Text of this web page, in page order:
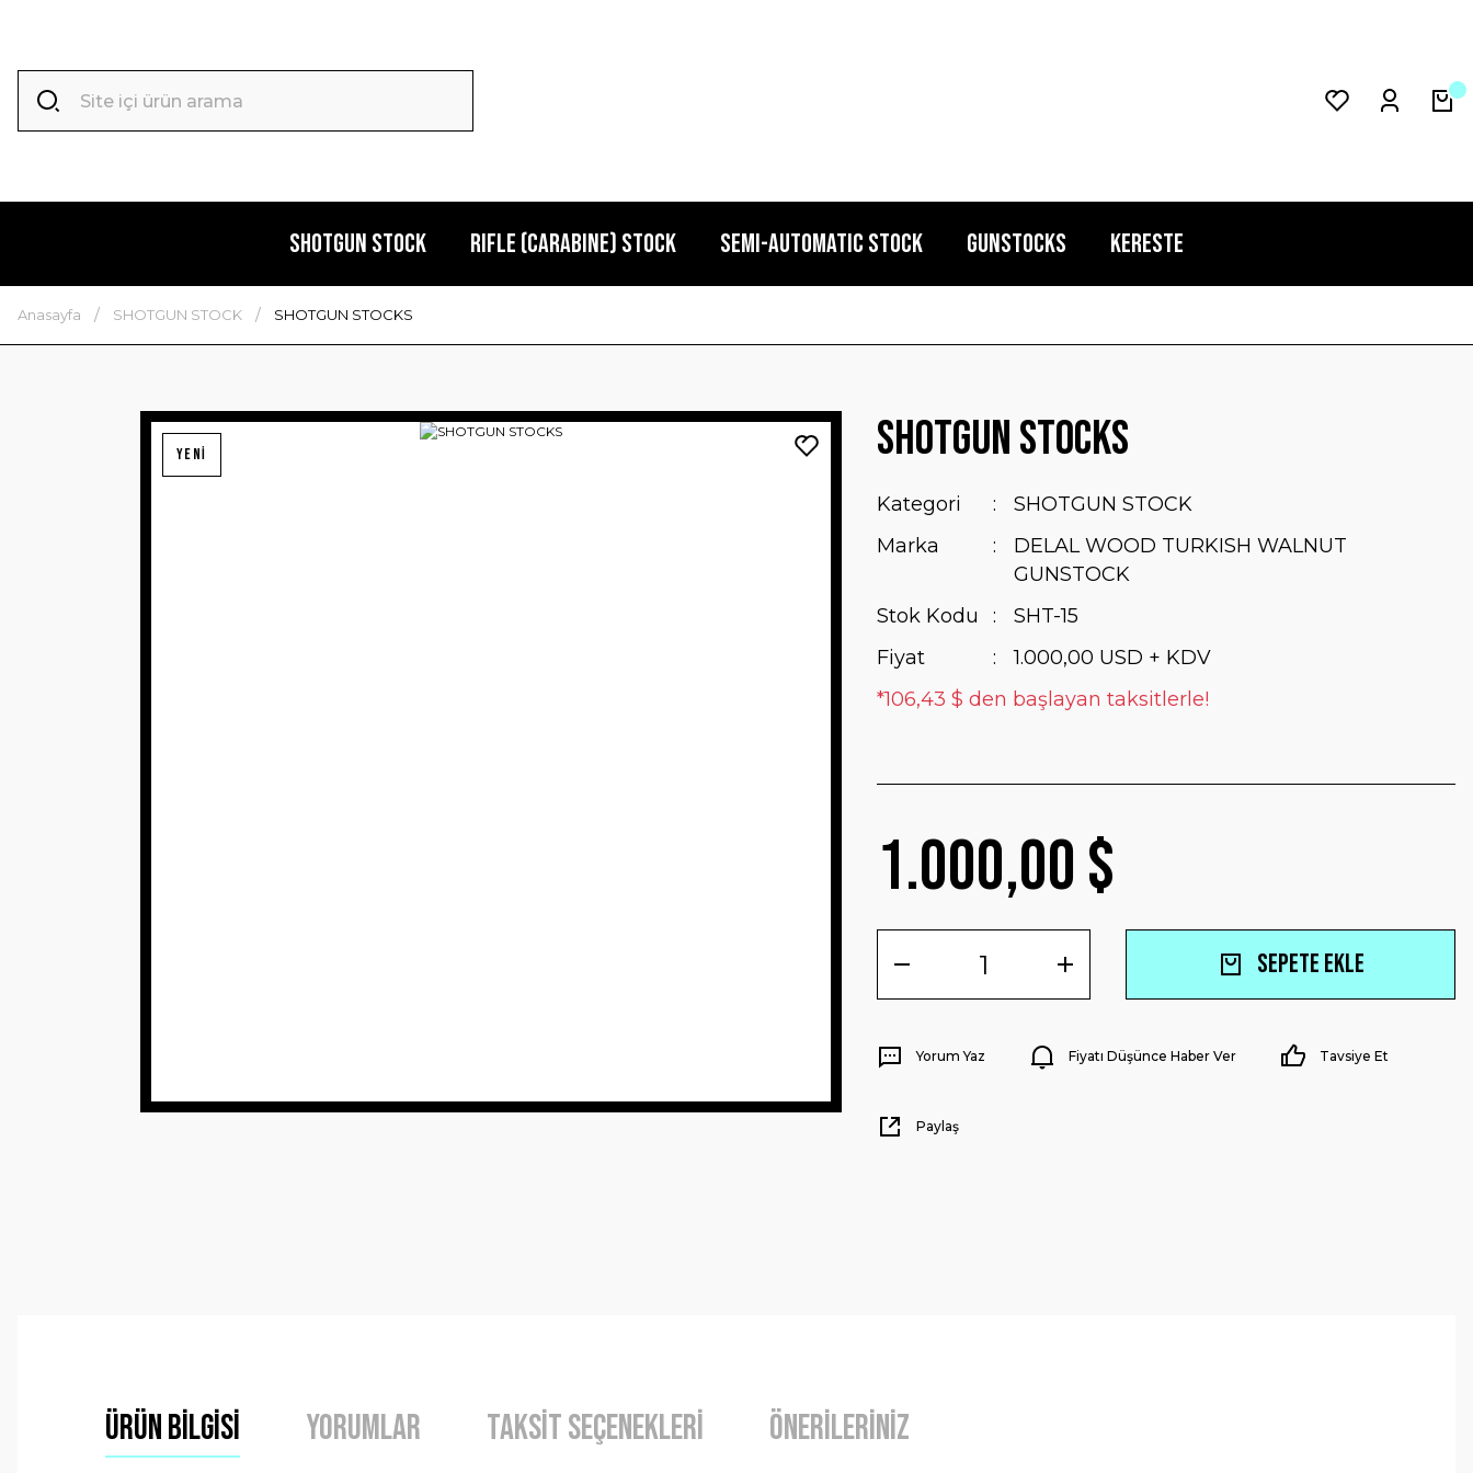
SHOTGUN STOCK RIFLE (CARABINE) STOCK SEMI-AUTOMATIC STOCK GUNSTOCKS KERESTE
Anasayfa SHOTGUN STOCK SHOTGUN STOCKS
YENİ SHOTGUN STOCKS
Kategori
SHOTGUN STOCK
Marka
DELAL WOOD TURKISH WALNUT
GUNSTOCK
Stok Kodu
SHT-15
Fiyat
1.000,00 USD + KDV
*106,43 $ den başlayan taksitlerle!
1.000,00 $
Sepete Ekle
Yorum Yaz Fiyatı Düşünce Haber Ver Tavsiye Et
Paylaş
Ürün Bilgisi Yorumlar Taksit Seçenekleri Önerileriniz